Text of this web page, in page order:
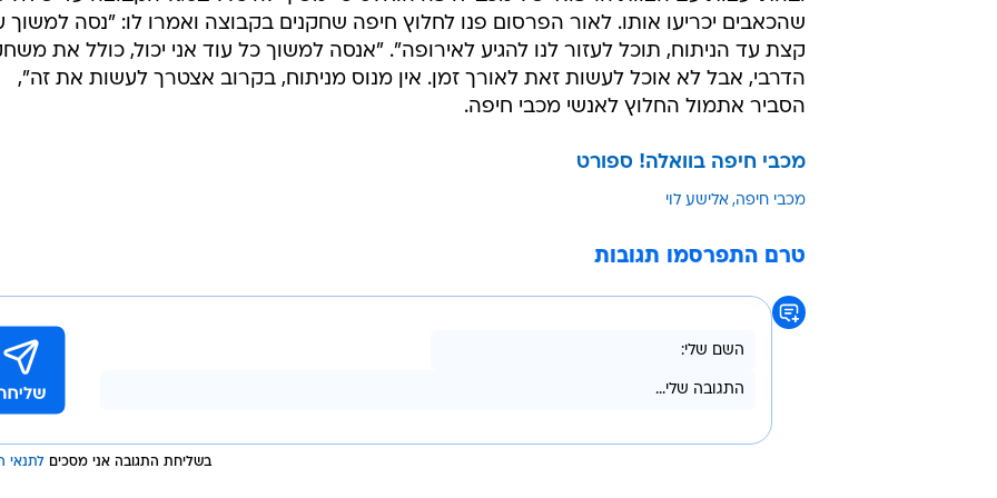
"הוא אחד הטובים פה". יאיא / קובי אליהו
אם האחרון אכן לא יוכל לשחק, אלישע לוי יחליט
האם לפתוח עם עלי עוסמאן או סארי פלאח. ללוי
יש אופציה לשלב של איציק כהן כבלם לצדו של
אדין צוצאליץ'. מספר שחקנים המתגוררים בצפון
איחרו לאימון היום, אך במועדון טוענים כי הדבר נעשה באישור של מנהל הקבוצה אדורם קייסי.
בהמשך יתברר כיצד חיפה תנהג לגביהם, אם בכלל.
כפי שפורסם אמש, החלוץ
שהכאבים יכריעו אותו. לאור הפרסום פנו לחלוץ חיפה שחקנים בקבוצה ואמרו לו: "נסה למשוך
הדרבי, אבל לא אוכל לעשות זאת לאורך זמן. אין מנוס מניתוח, בקרוב אצטרך לעשות את זה",
הסביר אתמול החלוץ לאנשי מכבי חיפה.
מכבי חיפה בוואלה! ספורט
מכבי חיפה